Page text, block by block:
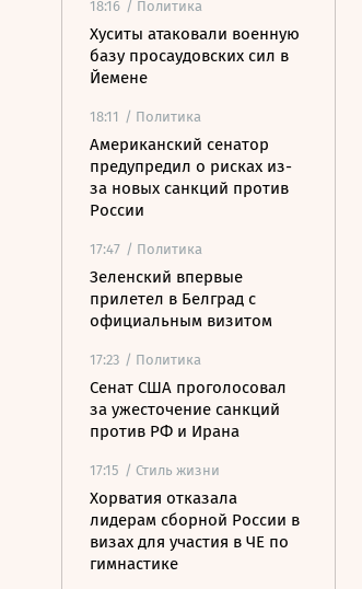
18:16 / Политика
Хуситы атаковали военную
базу просаудовских сил в
Йемене
18:11 / Политика
Американский сенатор
предупредил о рисках из-
за новых санкций против
России
17:47 / Политика
Зеленский впервые
прилетел в Белград с
официальным визитом
17:23 / Политика
Сенат США проголосовал
за ужесточение санкций
против РФ и Ирана
17:15 / Стиль жизни
Хорватия отказала
лидерам сборной России в
визах для участия в ЧЕ по
гимнастике